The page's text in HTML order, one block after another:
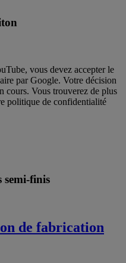
vous devez accepter le
par Google. Votre décision
cours. Vous trouverez de plus
politique de confidentialité
semi-finis
de fabrication